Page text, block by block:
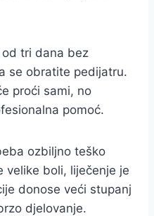
tri dana bez
se obratite pedijatru.
proći sami, no
pomoć.
ozbiljno teško
velike boli, liječenje je
donose veći stupanj
djelovanje.